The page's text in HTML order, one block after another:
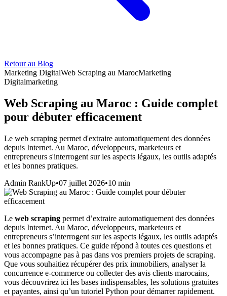
Retour au Blog
Marketing DigitalWeb Scraping au MarocMarketing
Digitalmarketing
Web Scraping au Maroc : Guide complet
pour débuter efficacement
Le web scraping permet d'extraire automatiquement des données
depuis Internet. Au Maroc, développeurs, marketeurs et
entrepreneurs s'interrogent sur les aspects légaux, les outils adaptés
et les bonnes pratiques.
Admin RankUp•07 juillet 2026•10 min
Le web scraping permet d’extraire automatiquement des données
depuis Internet. Au Maroc, développeurs, marketeurs et
entrepreneurs s’interrogent sur les aspects légaux, les outils adaptés
et les bonnes pratiques. Ce guide répond à toutes ces questions et
vous accompagne pas à pas dans vos premiers projets de scraping.
Que vous souhaitiez récupérer des prix immobiliers, analyser la
concurrence e‑commerce ou collecter des avis clients marocains,
vous découvrirez ici les bases indispensables, les solutions gratuites
et payantes, ainsi qu’un tutoriel Python pour démarrer rapidement.